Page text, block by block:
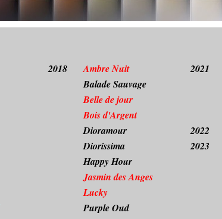
2018 Ambre Nuit 2021
Balade Sauvage
Belle de jour
Bois d'Argent
Dioramour 2022
Diorissima 2023
Happy Hour
Jasmin des Anges
Lucky
Purple Oud